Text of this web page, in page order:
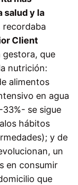
salud y la
recordaba
Client
gestora, que
nutrición:
alimentos
en agua
se sigue
hábitos
y de
un
en consumir
que